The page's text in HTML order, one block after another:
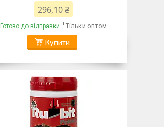
296,10 ₴
Готово до відправки Тільки оптом
Купити